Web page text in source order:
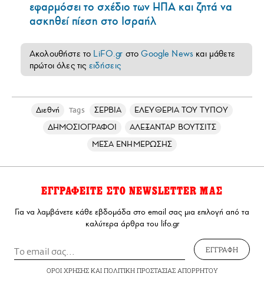
εφαρμόσει το σχέδιο των ΗΠΑ και ζητά να
ασκηθεί πίεση στο Ισραήλ
Ακολουθήστε το LiFO.gr στοGoogle News και μάθετε
πρώτοι όλες τις ειδήσεις
Διεθνή Tags ΣΕΡΒΙΑ
ΕΛΕΥΘΕΡΙΑ ΤΟΥ ΤΥΠΟΥ
ΔΗΜΟΣΙΟΓΡΑΦΟΙ
ΑΛΕΞΑΝΤΑΡ ΒΟΥΤΣΙΤΣ
ΜΕΣΑ ΕΝΗΜΕΡΩΣΗΣ
ΕΓΓΡΑΦΕΙΤΕ ΣΤΟ NEWSLETTER ΜΑΣ
Για να λαμβάνετε κάθε εβδομάδα στο email σας μια επιλογή από τα
καλύτερα άρθρα του lifo.gr
ΕΓΓΡΑΦΗ
ΟΡΟΙ ΧΡΗΣΗΣΚΑΙ ΠΟΛΙΤΙΚΗ ΠΡΟΣΤΑΣΙΑΣ ΑΠΟΡΡΗΤΟΥ